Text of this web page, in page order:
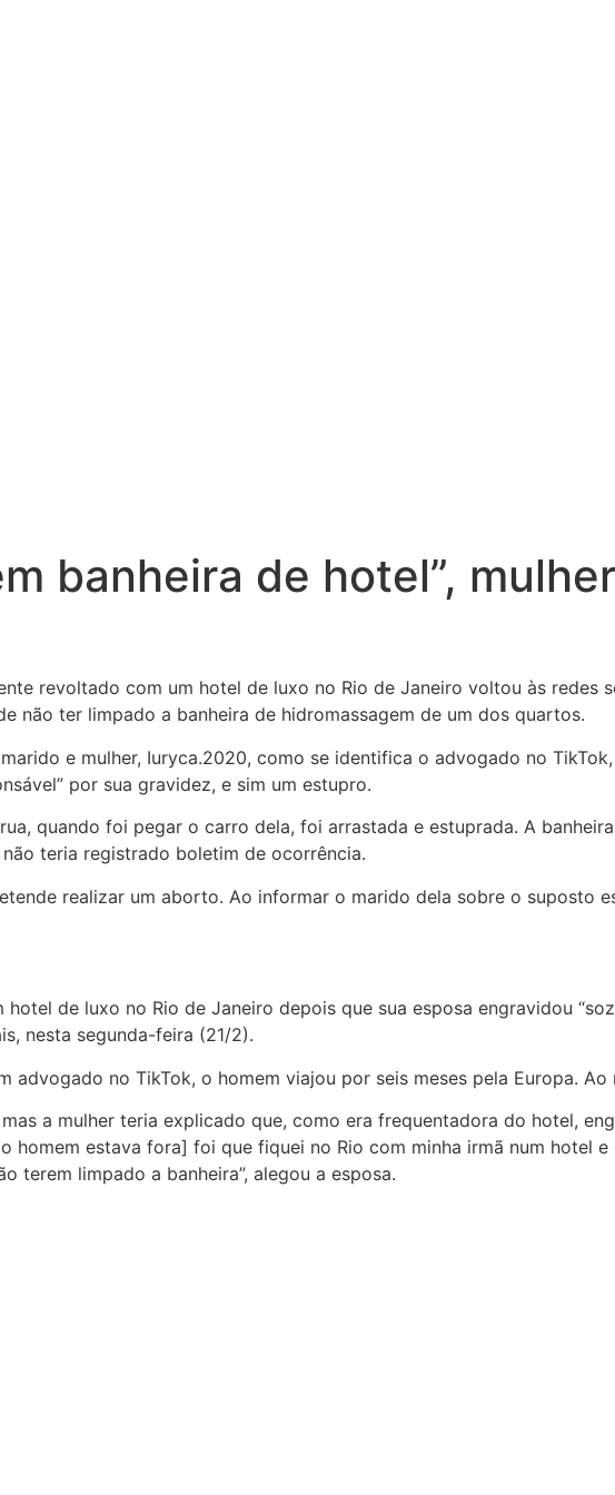
banheira de hotel”,
revoltado com um hotel de luxo no Rio de Janeiro voltou às redes
não ter limpado a banheira de hidromassagem de um dos quartos.
e mulher, Iuryca.2020, como se identifica o advogado no
por sua gravidez, e sim um estupro.
quando foi pegar o carro dela, foi arrastada e estuprada. A
teria registrado boletim de ocorrência.
realizar um aborto. Ao informar o marido dela sobre o suposto
de luxo no Rio de Janeiro depois que sua esposa engravidou
nesta segunda-feira (21/2).
advogado no TikTok, o homem viajou por seis meses pela Europa.
a mulher teria explicado que, como era frequentadora do hotel,
homem estava fora] foi que fiquei no Rio com minha irmã num hotel
terem limpado a banheira”, alegou a esposa.